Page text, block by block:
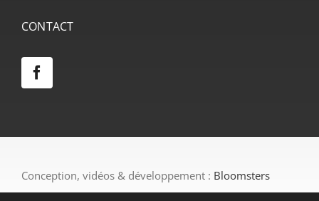
CONTACT
Conception, vidéos & développement : Bloomsters